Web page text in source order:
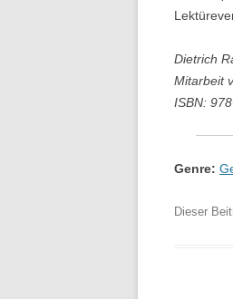
Dietrich
Mitarbeit
ISBN:
Genre:
Dieser